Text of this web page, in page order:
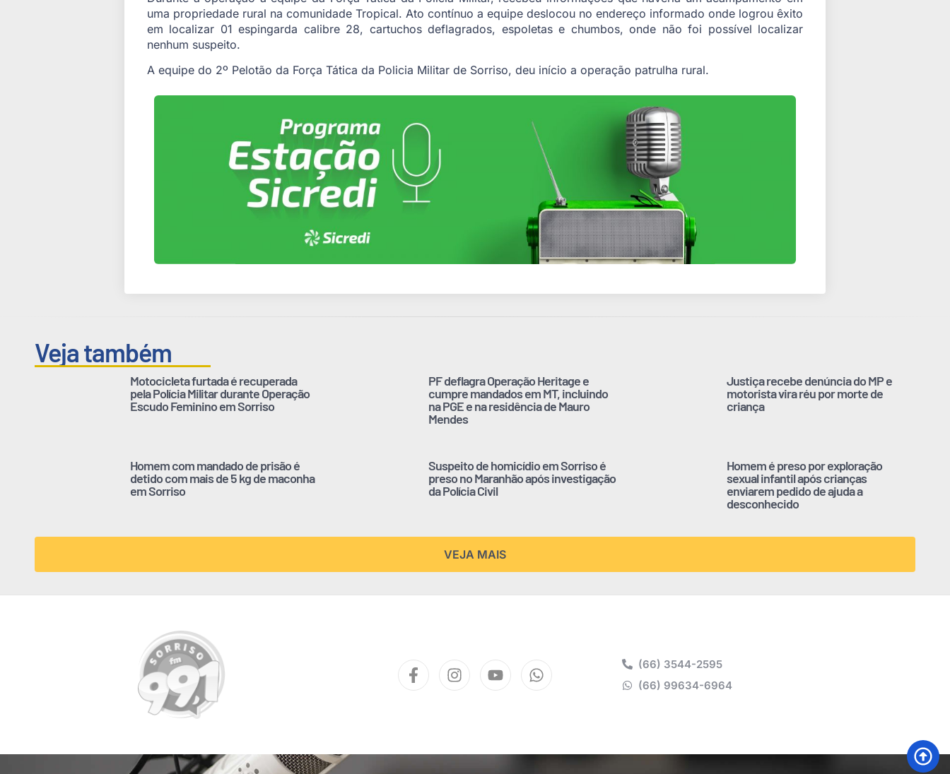
uma propriedade rural na comunidade Tropical. Ato contínuo a equipe deslocou no endereço informado onde logrou êxito
em localizar 01 espingarda calibre 28, cartuchos deflagrados, espoletas e chumbos, onde não foi possível localizar
nenhum suspeito.
A equipe do 2º Pelotão da Força Tática da Policia Militar de Sorriso, deu início a operação patrulha rural.
Veja também
Motocicleta furtada é recuperada
pela Polícia Militar durante Operação
Escudo Feminino em Sorriso
PF deflagra Operação Heritage e
cumpre mandados em MT, incluindo
na PGE e na residência de Mauro
Mendes
Justiça recebe denúncia do MP e
motorista vira réu por morte de
criança
Homem com mandado de prisão é
detido com mais de 5 kg de maconha
em Sorriso
Suspeito de homicídio em Sorriso é
preso no Maranhão após investigação
da Polícia Civil
Homem é preso por exploração
sexual infantil após crianças
enviarem pedido de ajuda a
desconhecido
VEJA MAIS
(66) 3544-2595
(66) 99634-6964